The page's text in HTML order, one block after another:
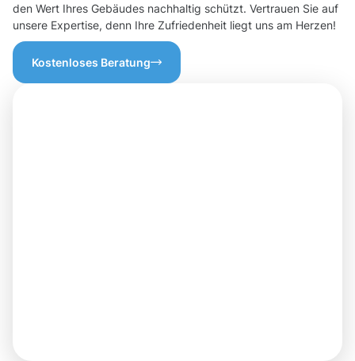
den Wert Ihres Gebäudes nachhaltig schützt. Vertrauen Sie auf
unsere Expertise, denn Ihre Zufriedenheit liegt uns am Herzen!
Kostenloses Beratung